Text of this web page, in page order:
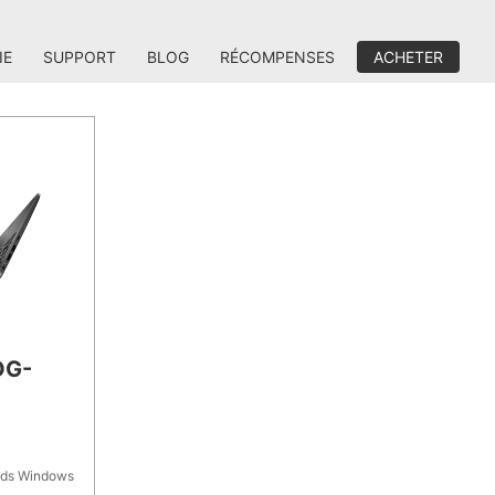
SUPPORT BLOG RÉCOMPENSES ACHETER
Windows